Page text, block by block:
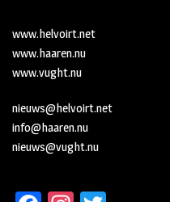
www.helvoirt.net
www.haaren.nu
www.vught.nu
nieuws@helvoirt.net
info@haaren.nu
nieuws@vught.nu